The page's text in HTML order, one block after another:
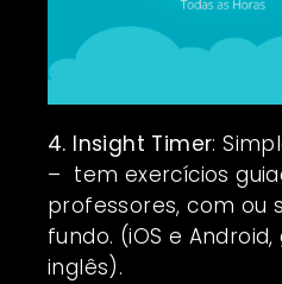
4. Insight Timer:
– tem exercícios
professores, com ou
fundo. (iOS e
inglês).